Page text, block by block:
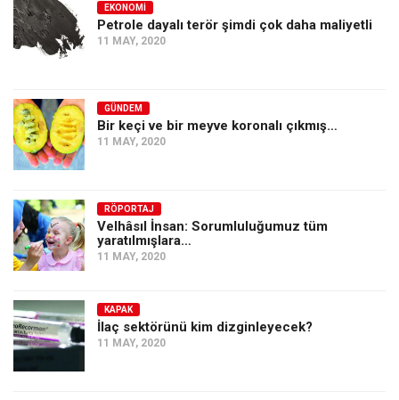
Türkiye
Siyaset
Dünya
Asya
Amerika
Avustralya
Tarih
Düşünce
Dosyalar
EKONOMI
Petrole dayalı terör şimdi çok daha maliyetli
11 MAY, 2020
GÜNDEM
Bir keçi ve bir meyve koronalı çıkmış…
11 MAY, 2020
RÖPORTAJ
Velhâsıl İnsan: Sorumluluğumuz tüm
yaratılmışlara…
11 MAY, 2020
KAPAK
İlaç sektörünü kim dizginleyecek?
11 MAY, 2020